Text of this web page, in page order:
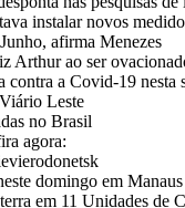
instalar novos
afirma Menezes
Arthur ao ser
a Covid-19 nesta
Leste
no Brasil
agora:
domingo em Manaus
em 11 Unidades de